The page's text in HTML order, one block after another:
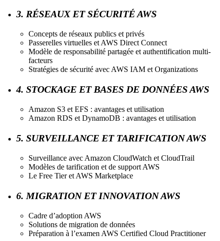
3. RÉSEAUX ET SÉCURITÉ AWS
Concepts de réseaux publics et privés
Passerelles virtuelles et AWS Direct Connect
Modèle de responsabilité partagée et authentification multi-
facteurs
Stratégies de sécurité avec AWS IAM et Organizations
4. STOCKAGE ET BASES DE DONNÉES AWS
Amazon S3 et EFS : avantages et utilisation
Amazon RDS et DynamoDB : avantages et utilisation
5. SURVEILLANCE ET TARIFICATION AWS
Surveillance avec Amazon CloudWatch et CloudTrail
Modèles de tarification et de support AWS
Le Free Tier et AWS Marketplace
6. MIGRATION ET INNOVATION AWS
Cadre d’adoption AWS
Solutions de migration de données
Préparation à l’examen AWS Certified Cloud Practitioner